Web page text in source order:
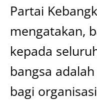
Partai
mengatakan,
kepada
bangsa
bagi